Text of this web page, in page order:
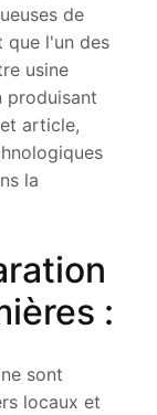
de
que l'un des
usine
produisant
article,
la
:
sont
locaux et